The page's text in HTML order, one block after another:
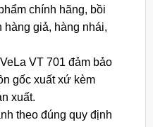
chính hãng, bồi
giả, hàng nhái,
VT 701 đảm bảo
gốc xuất xứ kèm
xuất.
theo đúng quy định